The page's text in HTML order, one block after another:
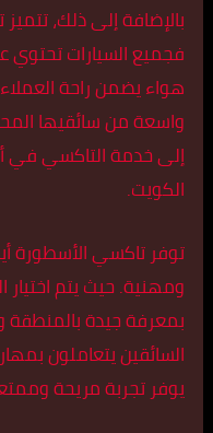
بالإضافة إلى ذلك،
فجميع السيارات
هواء يضمن راحة
واسعة من سائقيها
إلى خدمة التاكسي
الكويت.
توفر تاكسي الأسطورة
ومهنية. حيث يتم اختيار
بمعرفة جيدة بالمنطقة
السائقين يتعاملون
يوفر تجربة مريحة